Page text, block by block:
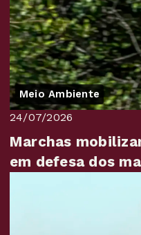
Meio Ambiente
24/07/2026
Marchas
em defesa dos